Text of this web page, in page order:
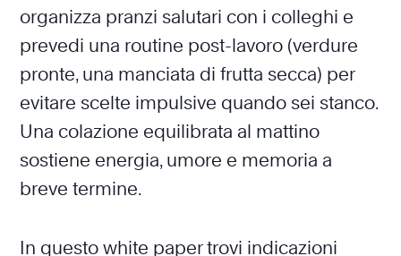
organizza pranzi salutari con i colleghi e
prevedi una routine post-lavoro (verdure
pronte, una manciata di frutta secca) per
evitare scelte impulsive quando sei stanco.
Una colazione equilibrata al mattino
sostiene energia, umore e memoria a
breve termine.
In questo white paper trovi indicazioni